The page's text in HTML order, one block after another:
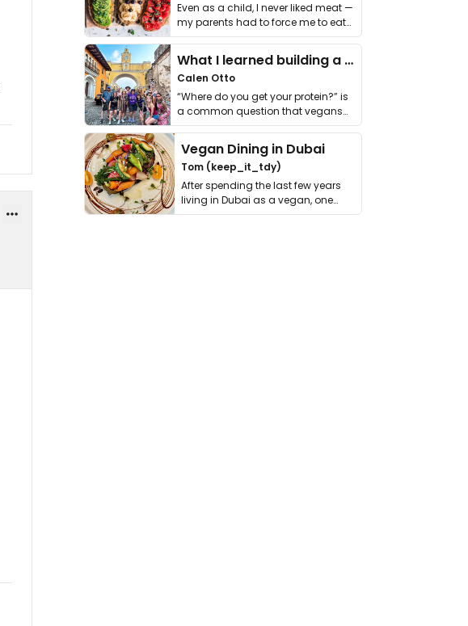
Even as a child, I never liked meat —
my parents had to force me to eat
it. I …
What I learned building a queer vegan travel brand
Calen Otto
“Where do you get your protein?” is
a common question that vegans
get asked. …
Vegan Dining in Dubai
Tom (keep_it_tdy)
After spending the last few years
living in Dubai as a vegan, one
thing has …